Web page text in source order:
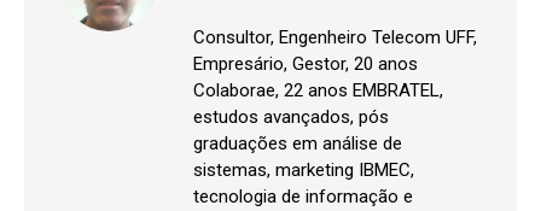
Consultor, Engenheiro Telecom UFF,
Empresário, Gestor, 20 anos
Colaborae, 22 anos EMBRATEL,
estudos avançados, pós
graduações em análise de
sistemas, marketing IBMEC,
tecnologia de informação e